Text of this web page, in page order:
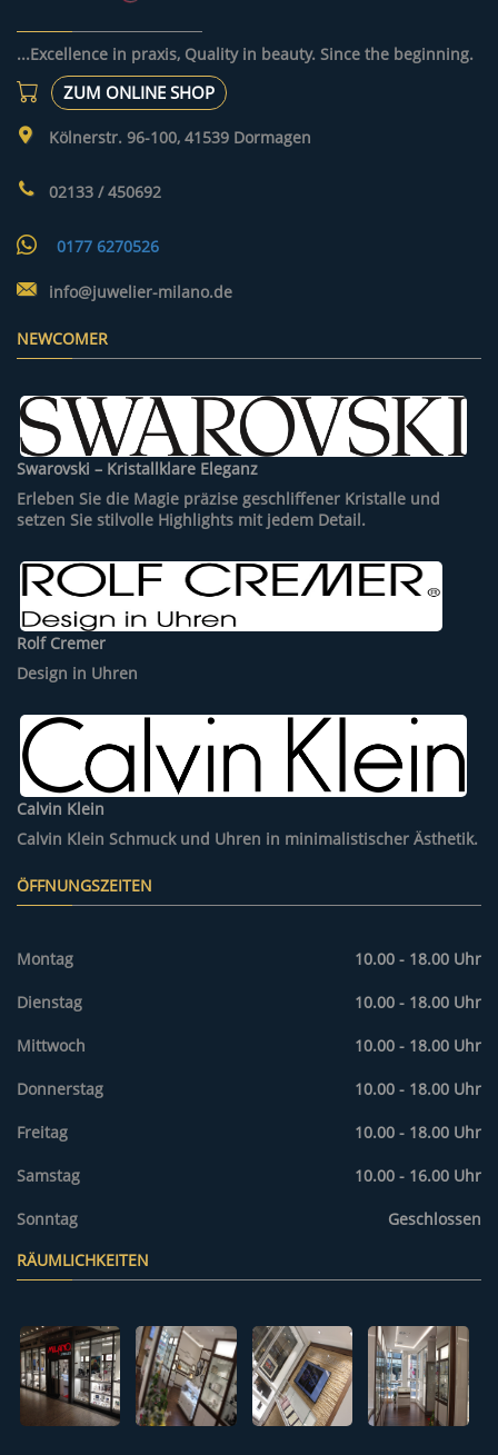
...Excellence in praxis, Quality in beauty. Since the beginning.
ZUM ONLINE SHOP
Kölnerstr. 96-100, 41539 Dormagen
02133 / 450692
0177 6270526
info@juwelier-milano.de
NEWCOMER
Swarovski – Kristallklare Eleganz
Erleben Sie die Magie präzise geschliffener Kristalle und
setzen Sie stilvolle Highlights mit jedem Detail.
Rolf Cremer
Design in Uhren
Calvin Klein
Calvin Klein Schmuck und Uhren in minimalistischer Ästhetik.
ÖFFNUNGSZEITEN
Montag 10.00 - 18.00 Uhr
Dienstag 10.00 - 18.00 Uhr
Mittwoch 10.00 - 18.00 Uhr
Donnerstag 10.00 - 18.00 Uhr
Freitag 10.00 - 18.00 Uhr
Samstag 10.00 - 16.00 Uhr
Sonntag
Geschlossen
RÄUMLICHKEITEN